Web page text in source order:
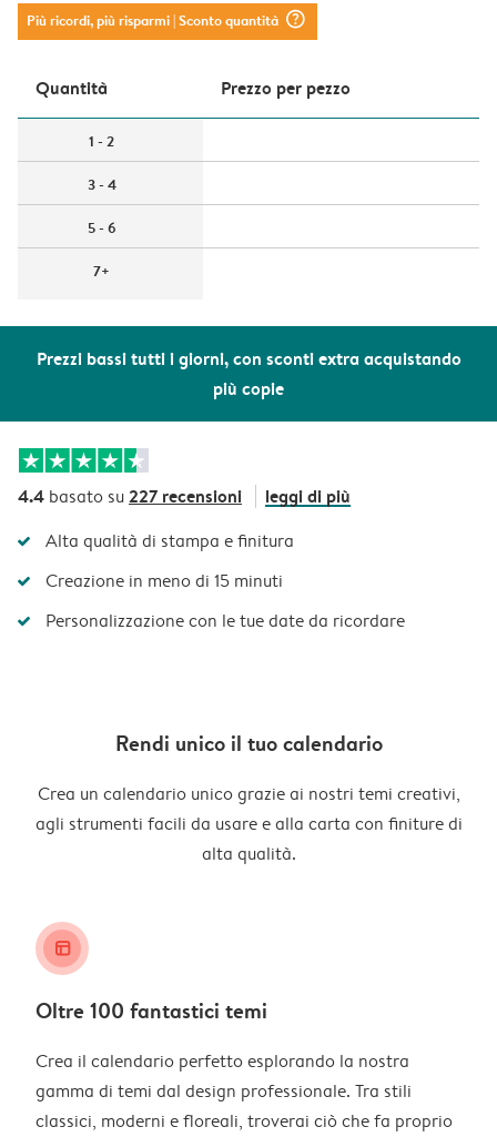
Prezzi bassi tutti i giorni, con sconti extra acquistando
più copie
Più ricordi, più risparmi| Sconto quantità question_mark_circle
Quantità Prezzo per pezzo
1 - 2
3 - 4
5 - 6
7+
4.4 basato su227 recensioni leggi di più
Alta qualità di stampa e finitura
Creazione in meno di 15 minuti
Personalizzazione con le tue date da ricordare
Rendi unico il tuo calendario
Crea un calendario unico grazie ai nostri temi creativi,
agli strumenti facili da usare e alla carta con finiture di
alta qualità.
layout_alt
Oltre 100 fantastici temi
Crea il calendario perfetto esplorando la nostra
gamma di temi dal design professionale. Tra stili
classici, moderni e floreali, troverai ciò che fa proprio